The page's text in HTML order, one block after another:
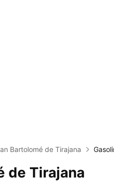
Bartolomé de Tirajana
de Tirajana